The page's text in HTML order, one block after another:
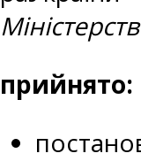
прийнято: